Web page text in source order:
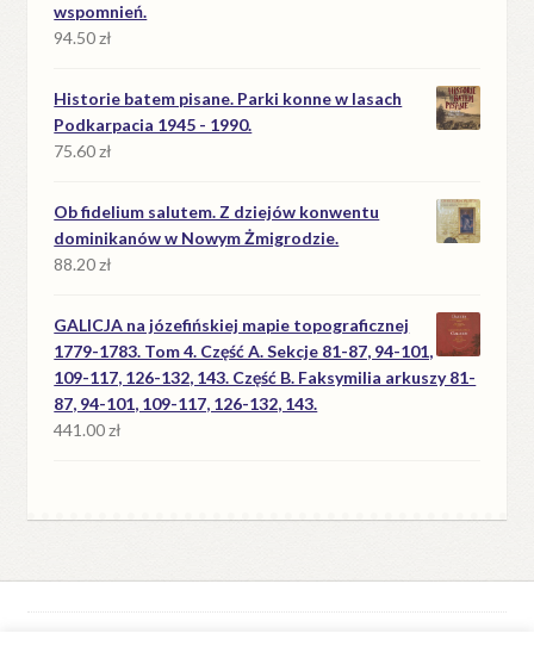
wspomnień.
94.50zł
Historie batem pisane. Parki konne w lasach
Podkarpacia 1945 - 1990.
75.60zł
Ob fidelium salutem. Z dziejów konwentu
dominikanów w Nowym Żmigrodzie.
88.20zł
GALICJA na józefińskiej mapie topograficznej
1779-1783. Tom 4. Część A. Sekcje 81-87, 94-101,
109-117, 126-132, 143. Część B. Faksymilia arkuszy 81-
87, 94-101, 109-117, 126-132, 143.
441.00zł